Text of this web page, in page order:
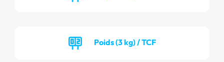
Poids (3 kg) / TCF